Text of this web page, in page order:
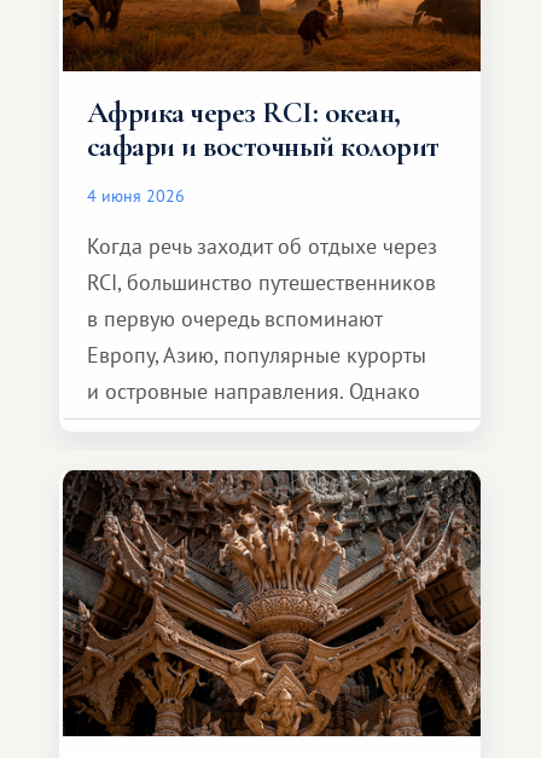
Африка через RCI: океан,
сафари и восточный колорит
4 июня 2026
Когда речь заходит об отдыхе через
RCI, большинство путешественников
в первую очередь вспоминают
Европу, Азию, популярные курорты
и островные направления. Однако
возможности обменной системы
значительно шире. Среди них есть
и Африка — континент, который
способен подарить совершенно иной
формат путешествия.